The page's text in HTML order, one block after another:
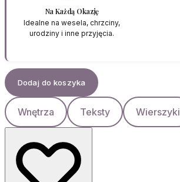
Na Każdą Okazję
Idealne na wesela, chrzciny,
urodziny i inne przyjęcia.
Dodaj do koszyka
Wnętrza Teksty Wierszyki